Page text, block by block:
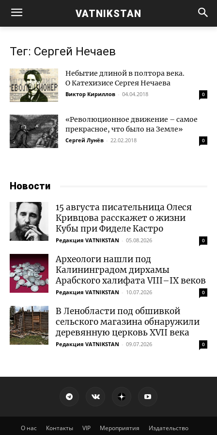
VATNIKSTAN
Тег: Сергей Нечаев
Небытие длиной в полтора века.
О Катехизисе Сергея Нечаева
Виктор Кириллов - 04.04.2018 0
«Революционное движение – самое
прекрасное, что было на Земле»
Сергей Лунёв - 22.02.2018 0
Новости
15 августа писательница Олеся
Кривцова расскажет о жизни
Кубы при Фиделе Кастро
Редакция VATNIKSTAN - 05.08.2026 0
Археологи нашли под
Калининградом дирхамы
Арабского халифата VIII–IX веков
Редакция VATNIKSTAN - 10.07.2026 0
В Ленобласти под обшивкой
сельского магазина обнаружили
деревянную церковь XVII века
Редакция VATNIKSTAN - 09.07.2026 0
О нас Контакты VIP Мероприятия
Издательство